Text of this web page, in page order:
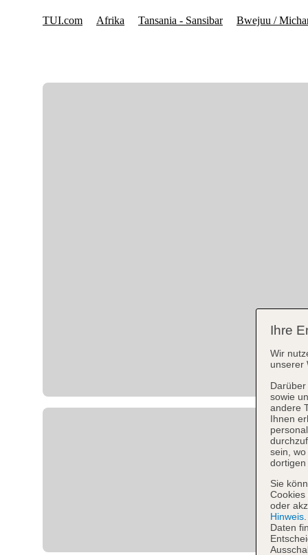
Ihre
Wir
unserer
sowie
andere
Ihnen
sein,
dortigen
Sie
Cookies
oder
Hinweis
Daten